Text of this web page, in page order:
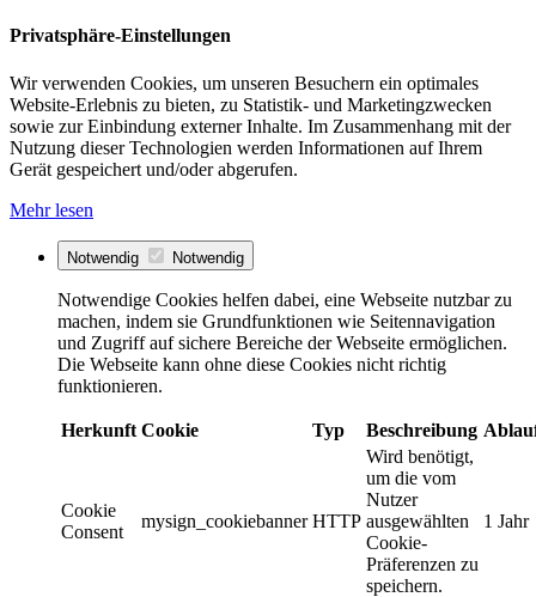
Privatsphäre-Einstellungen
Wir verwenden Cookies, um unseren Besuchern ein optimales
Website-Erlebnis zu bieten, zu Statistik- und Marketingzwecken
sowie zur Einbindung externer Inhalte. Im Zusammenhang mit der
Nutzung dieser Technologien werden Informationen auf Ihrem
Gerät gespeichert und/oder abgerufen.
Mehr lesen
Notwendig Notwendig
Notwendige Cookies helfen dabei, eine Webseite nutzbar zu
machen, indem sie Grundfunktionen wie Seitennavigation
und Zugriff auf sichere Bereiche der Webseite ermöglichen.
Die Webseite kann ohne diese Cookies nicht richtig
funktionieren.
Herkunft Cookie Typ Beschreibung
Cookie
Consent
mysign_cookiebanner HTTP
Wird benötigt,
um die vom
Nutzer
ausgewählten
Cookie-
Präferenzen zu
speichern.
1 Jahr